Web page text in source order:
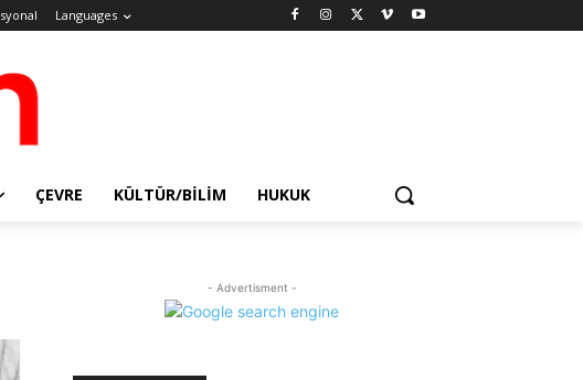
Languages
ÇEVRE KÜLTÜR/BILIM HUKUK
- Advertisment -